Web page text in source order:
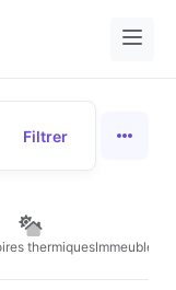
Filtrer
thermiquesImmeubles